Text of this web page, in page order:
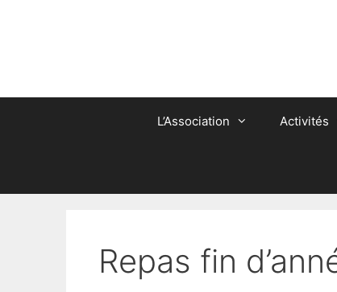
L’Association Activités
Repas fin